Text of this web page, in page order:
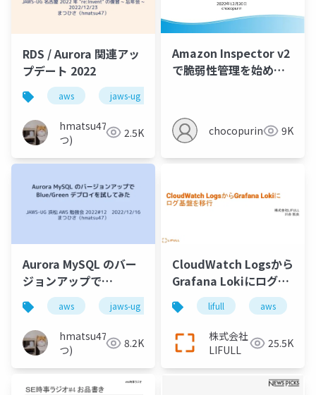
RDS / Aurora 関連アッ
プデート 2022
aws jaws-ug
hmatsu47(ま
つ)
2.5K
Amazon Inspector v2
で脆弱性管理を始めて
chocopurin 9K
Aurora MySQL のバー
ジョンアップで
Blue_Green デプロイ
を試してみた
aws jaws-ug aurora 移行
hmatsu47(ま
つ)
8.2K
CloudWatch Logsから
Grafana Lokiにログ基
盤を移行lifull aws
株式会社
LIFULL
25.5K